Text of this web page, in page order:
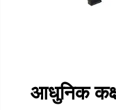
आधुनिक